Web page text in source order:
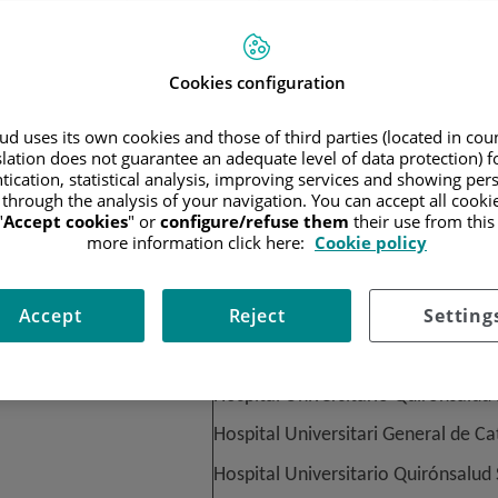
the Data Protection Officer of the Quirónsalud Group
contact the Data Protection Officer by sending an e-mail
of your personal data?
of the Group, the data controller of your personal
centre providing
Health
Hospital Universitario Quirónsalud
Hospital Universitari General de
Hospital Universitario Quirónsalud
Cookies configuration
uses its own cookies and those of third parties (located in
does not guarantee an adequate level of data protection)
statistical analysis, improving services and showing
the analysis of your navigation. You can accept all
Accept cookies" or configure/refuse them their use from this
more information click here: Cookie policy
Reject
Accept